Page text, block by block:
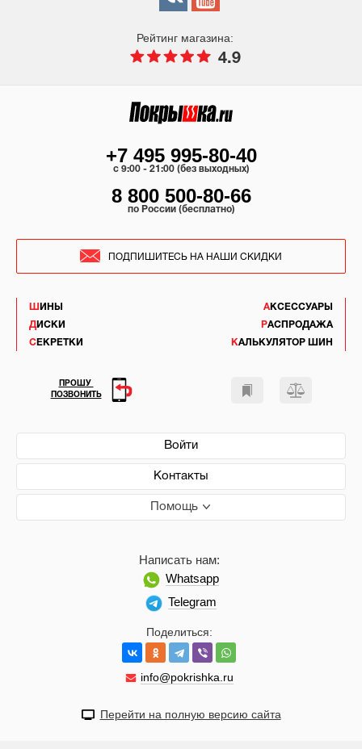
Рейтинг магазина:
4.9
ШИНЫ
ДИСКИ
СЕКРЕТКИ
АКСЕССУАРЫ
РАСПРОДАЖА
КАЛЬКУЛЯТОР ШИН
Войти
Контакты
Помощь
Поделиться:
info@pokrishka.ru
Написать нам:
Whatsapp
Telegram
+7 495 995-80-40
c 9:00 - 21:00 (без выходных)
8 800 500-80-66
по России (бесплатно)
ПОДПИШИТЕСЬ НА НАШИ СКИДКИ
ПРОШУ
ПОЗВОНИТЬ
Перейти на полную версию сайта